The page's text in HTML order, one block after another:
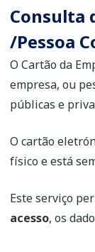
Consulta
/Pessoa
O Cartão da
empresa, ou
públicas e
O cartão
físico e está
Este serviço
acesso, os